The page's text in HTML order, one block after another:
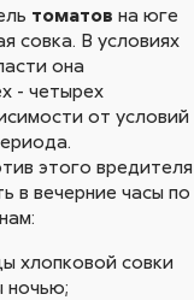
томатов на юге
совка. В условиях
она
- четырех
от условий
этого вредителя
в вечерние часы по
хлопковой совки
ночью;